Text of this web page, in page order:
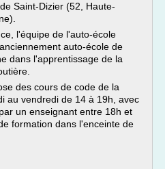
Saint-Dizier (52, Haute-
l'équipe de l'auto-école
auto-école de
dans l'apprentissage de la
des cours de code de la
au vendredi de 14 à 19h, avec
un enseignant entre 18h et
formation dans l'enceinte de